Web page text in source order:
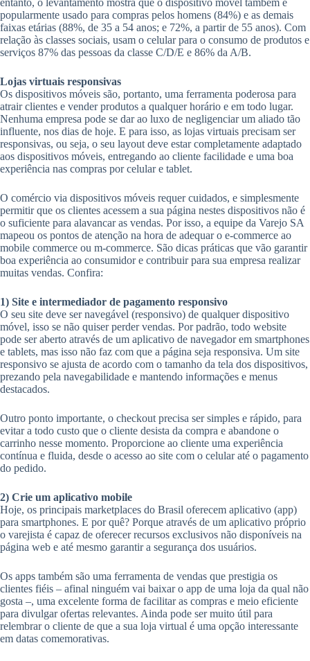
entanto, o levantamento mostra que o dispositivo móvel também é
popularmente usado para compras pelos homens (84%) e as demais
faixas etárias (88%, de 35 a 54 anos; e 72%, a partir de 55 anos). Com
relação às classes sociais, usam o celular para o consumo de produtos e
serviços 87% das pessoas da classe C/D/E e 86% da A/B.
Lojas virtuais responsivas
Os dispositivos móveis são, portanto, uma ferramenta poderosa para
atrair clientes e vender produtos a qualquer horário e em todo lugar.
Nenhuma empresa pode se dar ao luxo de negligenciar um aliado tão
influente, nos dias de hoje. E para isso, as lojas virtuais precisam ser
responsivas, ou seja, o seu layout deve estar completamente adaptado
aos dispositivos móveis, entregando ao cliente facilidade e uma boa
experiência nas compras por celular e tablet.
O comércio via dispositivos móveis requer cuidados, e simplesmente
permitir que os clientes acessem a sua página nestes dispositivos não é
o suficiente para alavancar as vendas. Por isso, a equipe da Varejo SA
mapeou os pontos de atenção na hora de adequar o e-commerce ao
mobile commerce ou m-commerce. São dicas práticas que vão garantir
boa experiência ao consumidor e contribuir para sua empresa realizar
muitas vendas. Confira:
1) Site e intermediador de pagamento responsivo
O seu site deve ser navegável (responsivo) de qualquer dispositivo
móvel, isso se não quiser perder vendas. Por padrão, todo website
pode ser aberto através de um aplicativo de navegador em smartphones
e tablets, mas isso não faz com que a página seja responsiva. Um site
responsivo se ajusta de acordo com o tamanho da tela dos dispositivos,
prezando pela navegabilidade e mantendo informações e menus
destacados.
Outro ponto importante, o checkout precisa ser simples e rápido, para
evitar a todo custo que o cliente desista da compra e abandone o
carrinho nesse momento. Proporcione ao cliente uma experiência
contínua e fluida, desde o acesso ao site com o celular até o pagamento
do pedido.
2) Crie um aplicativo mobile
Hoje, os principais marketplaces do Brasil oferecem aplicativo (app)
para smartphones. E por quê? Porque através de um aplicativo próprio
o varejista é capaz de oferecer recursos exclusivos não disponíveis na
página web e até mesmo garantir a segurança dos usuários.
Os apps também são uma ferramenta de vendas que prestigia os
clientes fiéis – afinal ninguém vai baixar o app de uma loja da qual não
gosta –, uma excelente forma de facilitar as compras e meio eficiente
para divulgar ofertas relevantes. Ainda pode ser muito útil para
relembrar o cliente de que a sua loja virtual é uma opção interessante
em datas comemorativas.